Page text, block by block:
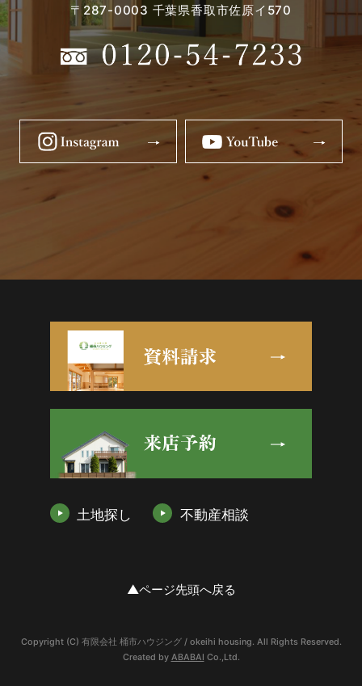
〒287-0003 千葉県香取市佐原イ570
土地探し 不動産相談
▲ページ先頭へ戻る
Copyright (C) 有限会社 桶市ハウジング / okeihi housing. All Rights Reserved.
Created by ABABAI Co.,Ltd.